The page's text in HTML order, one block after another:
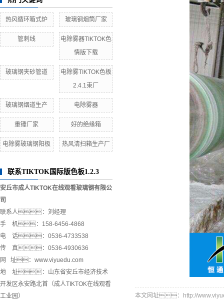
热风循环箱式炉 玻璃钢烟筒厂家
管刺线
电除雾器TIKTOK色
情版下载
玻璃钢夹砂管道
电除雾TIKTOK色板
2.4.1束厂
玻璃钢烟道生产 电除雾器
重锤厂家 好的绝缘箱
电除雾玻璃钢阳极 热风清扫箱生产厂
联系TIKTOK国际版色板1.2.3
安丘市成人TIKTOK在线观看玻璃钢有限公
司
联系人：刘经理
手 机：158-6456-4868
电 话：0536-4733538
传 真：0536-4930636
网 址：www.viyuedu.com
地 址：山东省安丘市经济技术
开发区永安路北首（成人TIKTOK在线观看
工业园）
本文网址：http://